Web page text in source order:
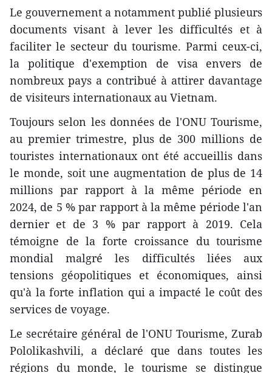
Le gouvernement a notamment publié plusieurs
documents visant à lever les difficultés et à
faciliter le secteur du tourisme. Parmi ceux-ci,
la politique d'exemption de visa envers de
nombreux pays a contribué à attirer davantage
de visiteurs internationaux au Vietnam.
Toujours selon les données de l'ONU Tourisme,
au premier trimestre, plus de 300 millions de
touristes internationaux ont été accueillis dans
le monde, soit une augmentation de plus de 14
millions par rapport à la même période en
2024, de 5 % par rapport à la même période l'an
dernier et de 3 % par rapport à 2019. Cela
témoigne de la forte croissance du tourisme
mondial malgré les difficultés liées aux
tensions géopolitiques et économiques, ainsi
qu'à la forte inflation qui a impacté le coût des
services de voyage.
Le secrétaire général de l'ONU Tourisme, Zurab
Pololikashvili, a déclaré que dans toutes les
régions du monde, le tourisme se distingue